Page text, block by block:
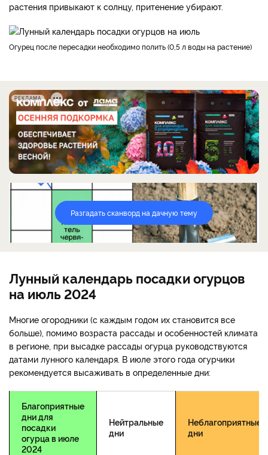
растения привыкают к солнцу, притенение убирают.
Огурец после пересадки необходимо полить (0,5 л воды на растение)
РЕКЛАМА
Разгадать сканворд на дачную тему
Лунный календарь посадки огурцов
на июль 2024
Многие огородники (с каждым годом их становится все
больше), помимо возраста рассады и особенностей климата
в регионе, при высадке рассады огурца руководствуются
датами лунного календаря. В июле этого года огурчики
рекомендуется высаживать в определенные дни:
Благоприятные
дни для
посадки
огурца в июле
2024
Нейтральные
дни
Неблагоприятные
дни